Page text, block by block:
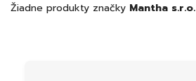
Žiadne produkty značky Mantha s.r.o.